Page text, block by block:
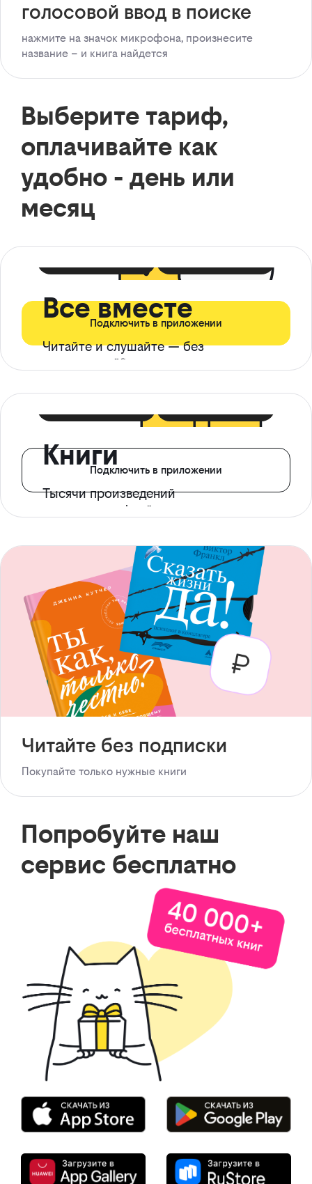
голосовой ввод в поиске
нажмите на значок микрофона, произнесите
название – и книга найдется
Выберите тариф,
оплачивайте как
удобно - день или
месяц
Все вместе
Читайте и слушайте — без
ограничений*
Подключить в приложении
Книги
Тысячи произведений
с доступом офлайн
Подключить в приложении
Читайте без подписки
Покупайте только нужные книги
Попробуйте наш
сервис бесплатно